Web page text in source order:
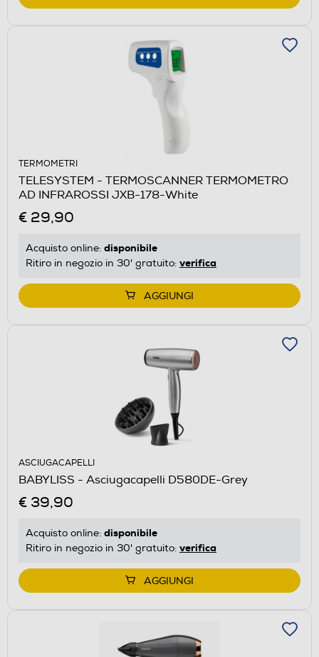
TERMOMETRI
TELESYSTEM - TERMOSCANNER TERMOMETRO
AD INFRAROSSI JXB-178-White
€ 29,90
Acquisto online: disponibile
Ritiro in negozio in 30' gratuito: verifica
AGGIUNGI
ASCIUGACAPELLI
BABYLISS - Asciugacapelli D580DE-Grey
€ 39,90
Acquisto online: disponibile
Ritiro in negozio in 30' gratuito: verifica
AGGIUNGI